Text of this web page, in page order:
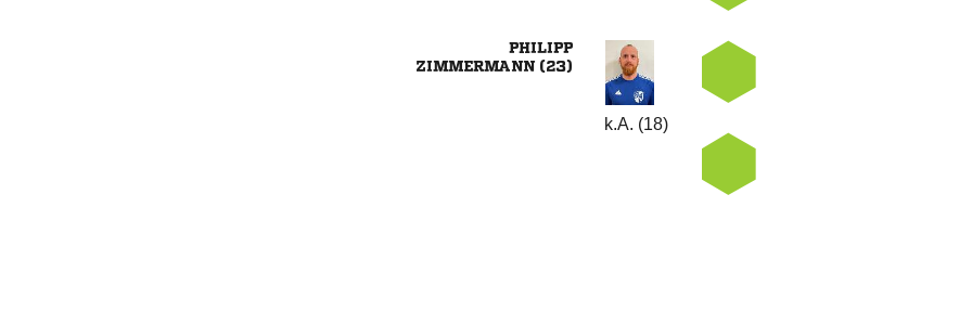

 
k.A. (18)